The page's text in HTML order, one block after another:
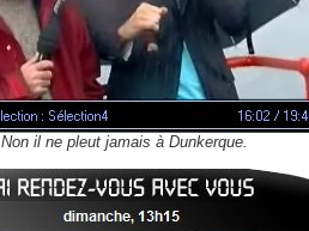
Non il ne pleut jamais à Dunkerque.